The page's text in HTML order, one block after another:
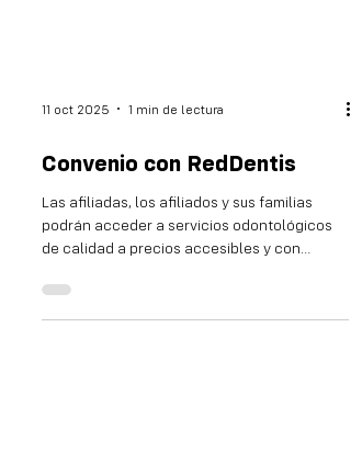
11 oct 2025 1 min de lectura
Convenio con RedDentis
Las afiliadas, los afiliados y sus familias
de calidad a precios accesibles y con
amplias...